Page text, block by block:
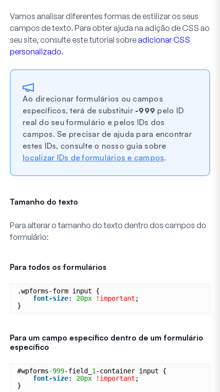
Vamos analisar diferentes formas de estilizar os seus
campos de texto. Para obter ajuda na adição de CSS ao
seu site, consulte este tutorial sobreadicionar CSS
personalizado.
Ao direcionar formulários ou campos
específicos, terá de substituir -999 pelo ID
real do seu formulário e pelos IDs dos
campos. Se precisar de ajuda para encontrar
estes IDs, consulte o nosso guia sobre
localizar IDs de formulários e campos.
Tamanho do texto
Para alterar o tamanho do texto dentro dos campos do
formulário:
Para todos os formulários
.wpforms-form input {
font-size: 20px !important ;
}
Para um campo específico dentro de um formulário
específico
#wpforms-999-field_ 1 -container input {
font-size: 20px !important ;
}